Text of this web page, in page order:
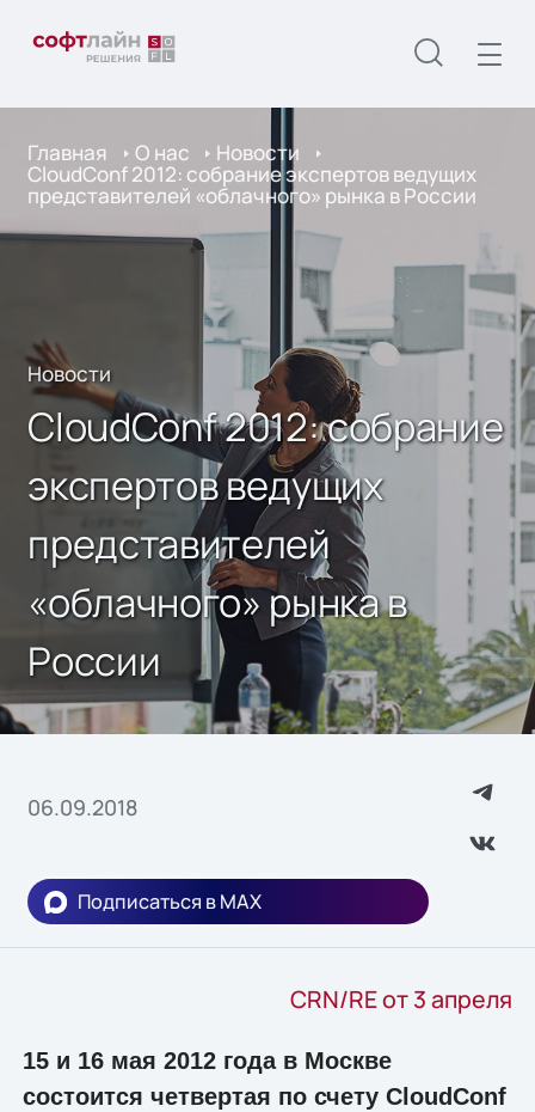
Главная О нас Новости
CloudConf 2012: собрание экспертов ведущих
представителей «облачного» рынка в России
Новости
CloudConf 2012: собрание
экспертов ведущих
представителей
«облачного» рынка в
России
06.09.2018
Подписаться в MAX
CRN/RE от 3 апреля
15 и 16 мая 2012 года в Москве
состоится четвертая по счету CloudConf